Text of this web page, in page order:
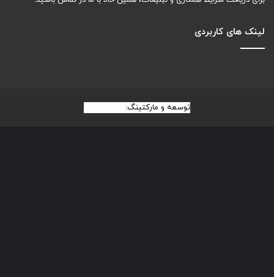
لینک های کاربردی
توسعه و مارکتینگ: